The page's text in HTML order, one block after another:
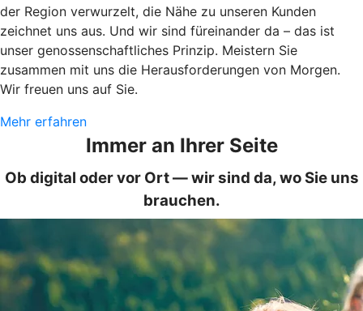
der Region verwurzelt, die Nähe zu unseren Kunden
zeichnet uns aus. Und wir sind füreinander da – das ist
unser genossenschaftliches Prinzip. Meistern Sie
zusammen mit uns die Herausforderungen von Morgen.
Wir freuen uns auf Sie.
Mehr erfahren
Immer an Ihrer Seite
Ob digital oder vor Ort — wir sind da, wo Sie uns
brauchen.